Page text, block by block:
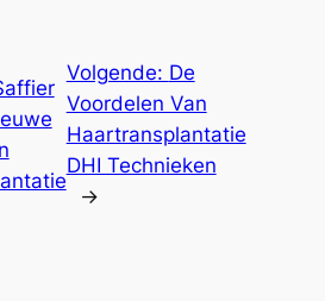
Volgende: De
Voordelen Van
Haartransplantatie
DHI Technieken
→